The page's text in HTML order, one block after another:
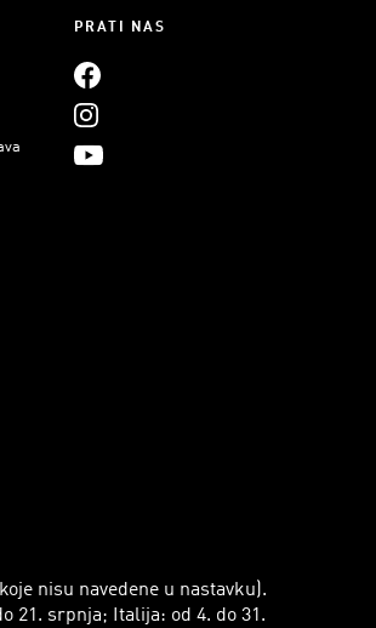
PRATI NAS
nisu navedene u nastavku).
21. srpnja; Italija: od 4. do 31.